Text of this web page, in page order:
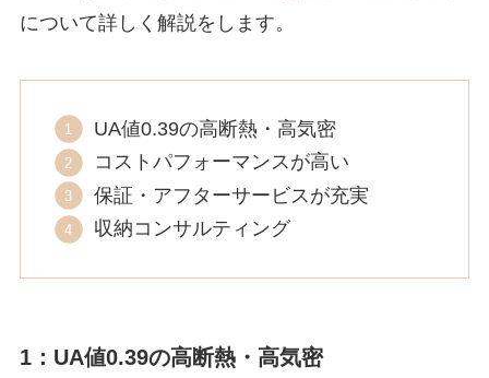
について詳しく解説をします。
UA値0.39の高断熱・高気密
コストパフォーマンスが高い
保証・アフターサービスが充実
収納コンサルティング
1：UA値0.39の高断熱・高気密